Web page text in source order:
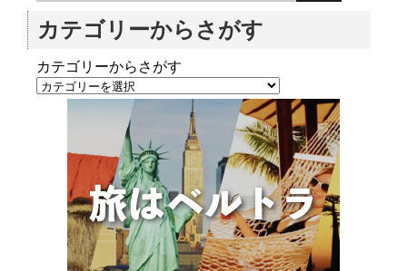
カテゴリーからさがす
カテゴリーからさがす